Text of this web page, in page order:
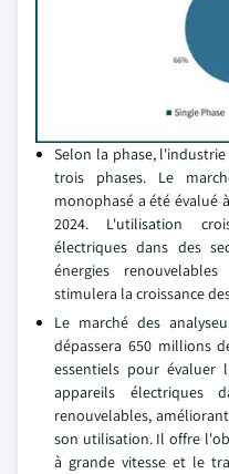
Selon la phase,
trois phases. Le
monophasé a été évalué
2024. L'utilisation
électriques dans des
énergies
stimulera la croissance
Le marché des
dépassera 650 millions
essentiels pour évaluer
appareils électriques
renouvelables,
son utilisation. Il offre
à grande vitesse et le